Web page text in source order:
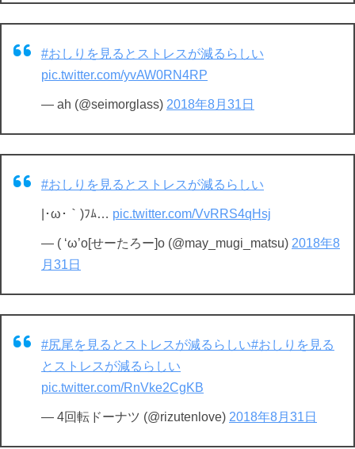
#おしりを見るとストレスが減るらしい
pic.twitter.com/yvAW0RN4RP
— ah (@seimorglass) 2018年8月31日
#おしりを見るとストレスが減るらしい
|･ω･｀)ﾌﾑ… pic.twitter.com/VvRRS4qHsj
— ( ‘ω’o[せーたろー]o (@may_mugi_matsu) 2018年8
月31日
#尻尾を見るとストレスが減るらしい#おしりを見る
とストレスが減るらしい
pic.twitter.com/RnVke2CgKB
— 4回転ドーナツ (@rizutenlove) 2018年8月31日